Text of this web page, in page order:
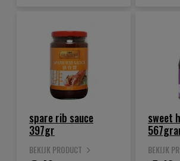
spare rib sauce
397gr
BEKIJK PRODUCT
sweet
BEKIJK